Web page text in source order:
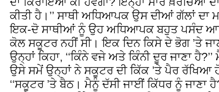
ਕੀਤੀ ਹੈ।’’ ਸਾਥੀ ਅਧਿਆਪਕ ਉਸ ਦੀਆਂ ਗੱਲਾਂ
ਇਕ-ਦੋ ਸਾਥੀਆਂ ਨੂੰ ਉਹ ਅਧਿਆਪਕ ਬਹੁਤ ਪਸੰਦ
ਕੋਲ ਸਕੂਟਰ ਨਹੀਂ ਸੀ। ਇਕ ਦਿਨ ਕਿਸੇ ਦੇ ਭੋਗ ’ਤੇ
ਉਨ੍ਹਾਂ ਕਿਹਾ, ‘‘ਕਿੰਨੇ ਵਜੇ ਅਤੇ ਕਿੰਨੀ ਦੂਰ ਜਾਣਾ
ਉਸੇ ਸਮੇਂ ਉਨ੍ਹਾਂ ਨੇ ਸਕੂਟਰ ਦੀ ਕਿੱਕ ’ਤੇ ਪੈਰ
‘‘ਸਕੂਟਰ ’ਤੇ ਬੈਠ। ਮੈਨੂੰ ਦੱਸੀ ਜਾਈਂ ਕਿੱਧਰ ਨੂੰ ਜਾਣਾ